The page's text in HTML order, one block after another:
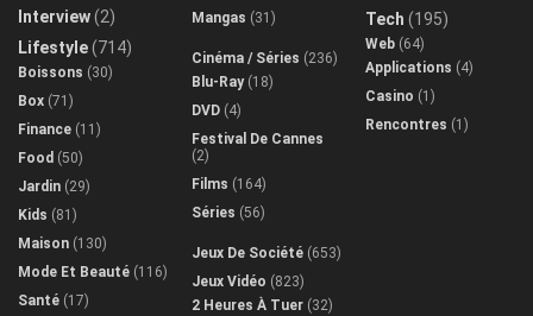
Interview(2)
Lifestyle(714)
Boissons (30)
Box (71)
Finance (11)
Food (50)
Jardin (29)
Kids (81)
Maison (130)
Mode Et Beauté (116)
Santé (17)
Mangas (31)
Cinéma / Séries (236)
Blu-Ray(18)
DVD (4)
Festival De Cannes
(2)
Films (164)
Séries (56)
Jeux De Société (653)
Jeux Vidéo (823)
2 Heures À Tuer (32)
Tech (195)
Web (64)
Applications (4)
Casino (1)
Rencontres (1)